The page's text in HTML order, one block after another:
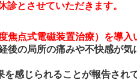
診とさせていただきます。
点式電磁装置治療）を導入
後の局所の痛みや不快感が気
感じられることが報告され